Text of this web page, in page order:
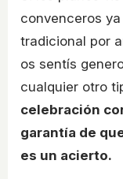
convenceros
tradicional por
os sentís
cualquier otro
celebración
garantía de
es un acierto.